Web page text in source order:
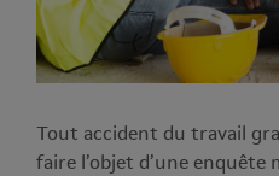
Tout accident du travail
faire l’objet d’une enquête